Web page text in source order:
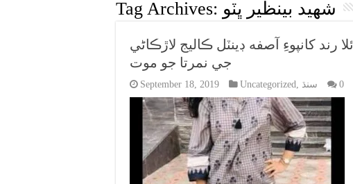
Tag Archives: شهيد بينظير ڀٽو
رند کانپوءِ آصفه ڊينٽل ڪاليج لاڙڪاڻي
جي نمرتا جو موت
September 18, 2019 Uncategorized, سنڌ 0